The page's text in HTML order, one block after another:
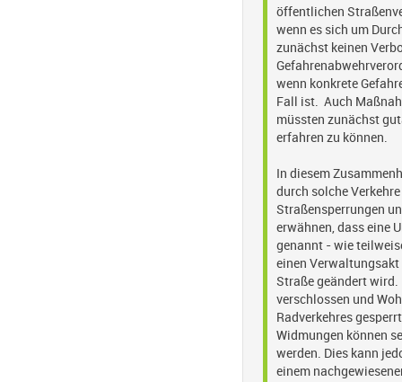
öffentlichen
wenn es sich um
zunächst keinen
wenn konkrete
Fall ist. Auch
müssten zunächst
erfahren zu können.
In diesem
durch solche
Straßensperrungen
erwähnen, dass eine
genannt - wie
einen Verwaltungsakt
Straße geändert
verschlossen und
Radverkehres
Widmungen können
werden. Dies kann
einem